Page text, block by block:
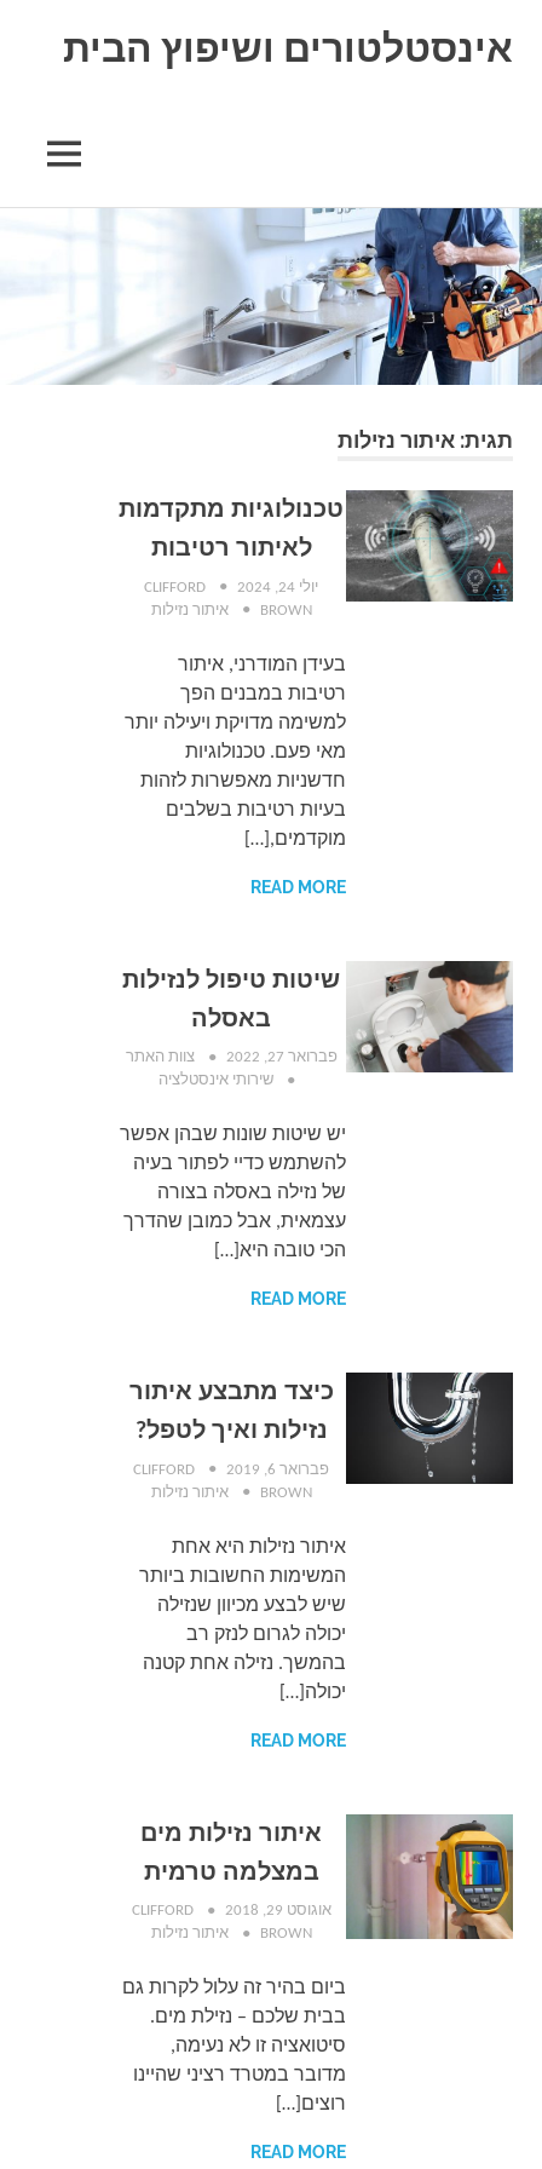
אינסטלטורים ושיפוץ הבית
תגית: איתור נזילות
טכנולוגיות מתקדמות
לאיתור רטיבות
יולי 24, 2024
CLIFFORD
BROWN
איתור נזילות
בעידן המודרני, איתור
רטיבות במבנים הפך
למשימה מדויקת ויעילה יותר
מאי פעם. טכנולוגיות
חדשניות מאפשרות לזהות
בעיות רטיבות בשלבים
מוקדמים,[…]
READ MORE
שיטות טיפול לנזילות
באסלה
פברואר 27, 2022
צוות האתר
שירותי אינסטלציה
יש שיטות שונות שבהן אפשר
להשתמש כדיי לפתור בעיה
של נזילה באסלה בצורה
עצמאית, אבל כמובן שהדרך
הכי טובה היא[…]
READ MORE
כיצד מתבצע איתור
נזילות ואיך לטפל?
פברואר 6, 2019
CLIFFORD
BROWN
איתור נזילות
איתור נזילות היא אחת
המשימות החשובות ביותר
שיש לבצע מכיוון שנזילה
יכולה לגרום לנזק רב
בהמשך. נזילה אחת קטנה
יכולה[…]
READ MORE
איתור נזילות מים
במצלמה טרמית
אוגוסט 29, 2018
CLIFFORD
BROWN
איתור נזילות
ביום בהיר זה עלול לקרות גם
בבית שלכם – נזילת מים.
סיטואציה זו לא נעימה,
מדובר במטרד רציני שהיינו
רוצים[…]
READ MORE